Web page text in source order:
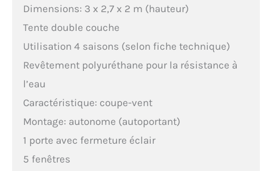
Dimensions: 3 x 2,7 x 2 m (hauteur)
Tente double couche
Utilisation 4 saisons (selon fiche technique)
Revêtement polyuréthane pour la résistance à
l’eau
Caractéristique: coupe-vent
Montage: autonome (autoportant)
1 porte avec fermeture éclair
5 fenêtres